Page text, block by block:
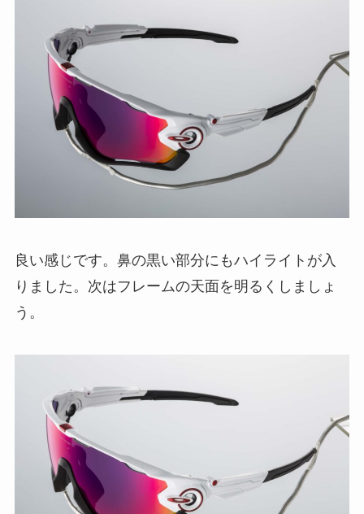
良い感じです。鼻の黒い部分にもハイライトが入
りました。次はフレームの天面を明るくしましょ
う。